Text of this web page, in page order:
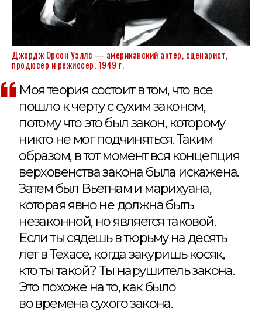
Джордж Орсон Уэллс — американский актер, сценарист,
продюсер и режиссер, 1949 г.
Моя теория состоит в том, что все
пошло к черту с сухим законом,
потому что это был закон, которому
никто не мог подчиняться. Таким
образом, в тот момент вся концепция
верховенства закона была искажена.
Затем был Вьетнам и марихуана,
которая явно не должна быть
незаконной, но является таковой.
Если ты сядешь в тюрьму на десять
лет в Техасе, когда закуришь косяк,
кто ты такой? Ты нарушитель закона.
Это похоже на то, как было
во времена сухого закона.